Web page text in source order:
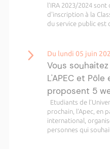
l’IRA 2023/2024
d'inscription à la
du service public est
Du lundi 05 juin
Vous
L'APEC et
proposent 5
Etudiants de
prochain, l’Apec, en
international,
personnes qui